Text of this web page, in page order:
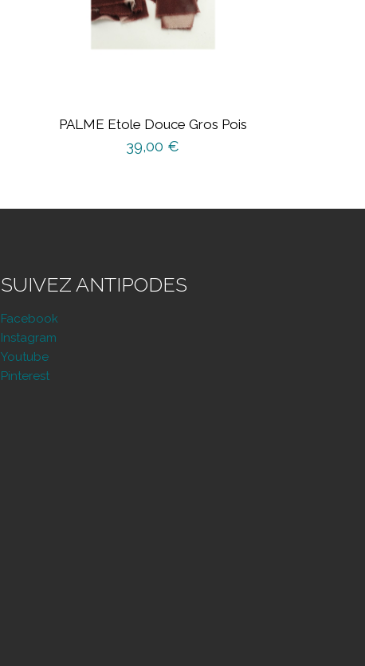
PALME Etole Douce Gros Pois
39,00 €
SUIVEZ ANTIPODES
Facebook
Instagram
Youtube
Pinterest